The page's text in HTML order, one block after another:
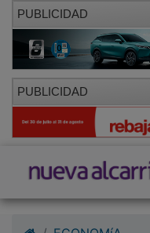
PUBLICIDAD
PUBLICIDAD